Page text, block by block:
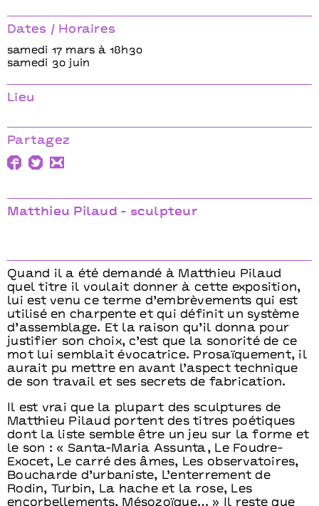
Matthieu Pilaud - sculpteur
Quand il a été demandé à Matthieu Pilaud
quel titre il voulait donner à cette exposition,
lui est venu ce terme d’embrèvements qui est
utilisé en charpente et qui définit un système
d’assemblage. Et la raison qu’il donna pour
justifier son choix, c’est que la sonorité de ce
mot lui semblait évocatrice. Prosaïquement, il
aurait pu mettre en avant l’aspect technique
de son travail et ses secrets de fabrication.
Il est vrai que la plupart des sculptures de
Matthieu Pilaud portent des titres poétiques
dont la liste semble être un jeu sur la forme et
le son : « Santa-Maria Assunta, Le Foudre-
Exocet, Le carré des âmes, Les observatoires,
Boucharde d’urbaniste, L’enterrement de
Rodin, Turbin, La hache et la rose, Les
encorbellements, Mésozoïque… » Il reste que
Dates / Horaires
samedi 17 mars à 18h30
samedi 30 juin
Lieu
Partagez